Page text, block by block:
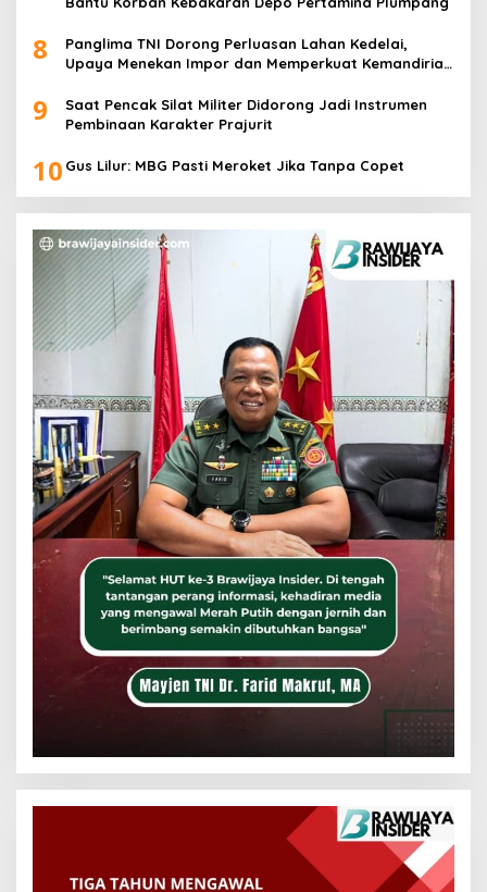
8
Panglima TNI Dorong Perluasan Lahan Kedelai,
Upaya Menekan Impor dan Memperkuat Kemandirian
9
Saat Pencak Silat Militer Didorong Jadi Instrumen
Pembinaan Karakter Prajurit
10 Gus Lilur: MBG Pasti Meroket Jika Tanpa Copet